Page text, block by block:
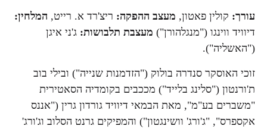
עורך: קולין פאטון, מעצב ההפקה: ריצ'רד א. רייט, המלחין:
דיוויד ווינגו ("מנגלהורן") מעצבת תלבושות: ג'ני איגן
("האשליה").
זוכי האוסקר סנדרה בולוק ("הזדמנות שנייה") ובילי בוב
ת'ורנטון ("סלינג בלייד") מככבים בקומדיה הסאטירית
"משברים בע"מ", מאת הבמאי דיוויד גורדון גרין ("אננס
אקספרס", "ג'ורג' וושינגטון") והמפיקים גרנט הסלוב וג'ורג'